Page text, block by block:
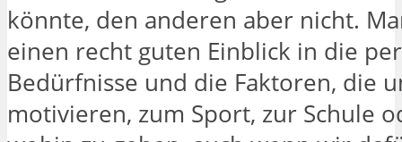
könnte, den anderen aber nicht.
einen recht guten Einblick in die
Bedürfnisse und die Faktoren, die
motivieren, zum Sport, zur Schule